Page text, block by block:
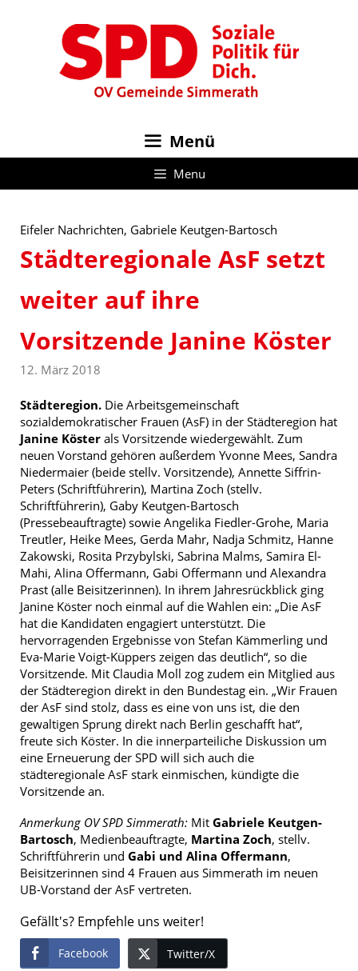
Menü
Menu
Eifeler Nachrichten, Gabriele Keutgen-Bartosch
Städteregionale AsF setzt
weiter auf ihre
Vorsitzende Janine Köster
12. März 2018
Städteregion. Die Arbeitsgemeinschaft
sozialdemokratischer Frauen (AsF) in der Städteregion hat
Janine Köster als Vorsitzende wiedergewählt. Zum
neuen Vorstand gehören außerdem Yvonne Mees, Sandra
Niedermaier (beide stellv. Vorsitzende), Annette Siffrin-
Peters (Schriftführerin), Martina Zoch (stellv.
Schriftführerin), Gaby Keutgen-Bartosch
(Pressebeauftragte) sowie Angelika Fiedler-Grohe, Maria
Treutler, Heike Mees, Gerda Mahr, Nadja Schmitz, Hanne
Zakowski, Rosita Przybylski, Sabrina Malms, Samira El-
Mahi, Alina Offermann, Gabi Offermann und Alexandra
Prast (alle Beisitzerinnen). In ihrem Jahresrückblick ging
Janine Köster noch einmal auf die Wahlen ein: „Die AsF
hat die Kandidaten engagiert unterstützt. Die
hervorragenden Ergebnisse von Stefan Kämmerling und
Eva-Marie Voigt-Küppers zeigen das deutlich“, so die
Vorsitzende. Mit Claudia Moll zog zudem ein Mitglied aus
der Städteregion direkt in den Bundestag ein. „Wir Frauen
der AsF sind stolz, dass es eine von uns ist, die den
gewaltigen Sprung direkt nach Berlin geschafft hat“,
freute sich Köster. In die innerparteiliche Diskussion um
eine Erneuerung der SPD will sich auch die
städteregionale AsF stark einmischen, kündigte die
Vorsitzende an.
Anmerkung OV SPD Simmerath: Mit Gabriele Keutgen-
Bartosch, Medienbeauftragte, Martina Zoch, stellv.
Schriftführerin und Gabi und Alina Offermann,
Beisitzerinnen sind 4 Frauen aus Simmerath im neuen
UB-Vorstand der AsF vertreten.
Gefällt's? Empfehle uns weiter!
Facebook Twitter/X